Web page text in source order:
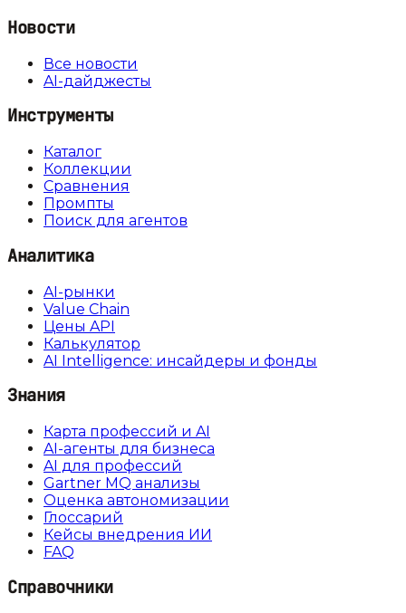
Новости
Все новости
AI-дайджесты
Инструменты
Каталог
Коллекции
Сравнения
Промпты
Поиск для агентов
Аналитика
AI-рынки
Value Chain
Цены API
Калькулятор
AI Intelligence: инсайдеры и фонды
Знания
Карта профессий и AI
AI-агенты для бизнеса
AI для профессий
Gartner MQ анализы
Оценка автономизации
Глоссарий
Кейсы внедрения ИИ
FAQ
Справочники